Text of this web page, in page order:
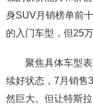
身SUV月销榜单前
的入门车型，但25
聚焦具体车型表
续好状态，7月销售
然巨大。但让特斯